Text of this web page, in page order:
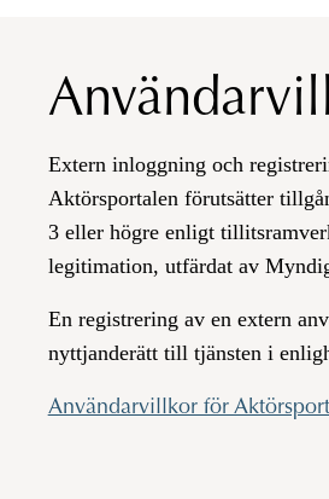
Extern inloggning och
Aktörsportalen förutsätter
3 eller högre enligt
legitimation, utfärdat av
En registrering av en extern
nyttjanderätt till tjänsten i
Användarvillkor för